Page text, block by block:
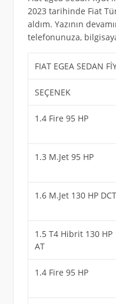
2023 tarihinde Fiat
aldım. Yazının
telefonunuza,
FIAT EGEA SEDAN
SEÇENEK
1.4 Fire 95 HP
1.3 M.Jet 95 HP
1.6 M.Jet 130 HP DCT
1.5 T4 Hibrit 130 HP
AT
1.4 Fire 95 HP